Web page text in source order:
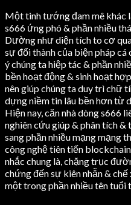
Một tinh tướng đam mê khác
s666 ứng phó & phần nhiều
Dường như diện tích to cơ
sự đổi thành của biện pháp
ý chúng ta hiệp tác & phần
bền hoạt động & sinh hoạt
nên giúp chúng ta duy trì chữ
dựng niềm tin lâu bền hơn từ
Hiện nay, căn nhà dòng s666
nghiên cứu giúp & phân tích &
sang phần nhiều mạng mạng
công nghệ tiên tiến
nhắc chung là, chặng trục
chứng đến sự kiên nhẫn &
một trong phần nhiều tên tuổi